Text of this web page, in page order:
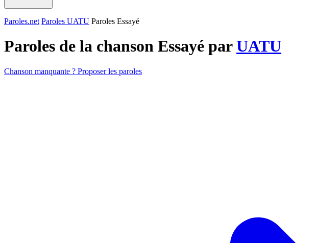
Paroles.net Paroles UATU Paroles Essayé
Paroles de la chanson Essayé parUATU
Chanson manquante ? Proposer les paroles